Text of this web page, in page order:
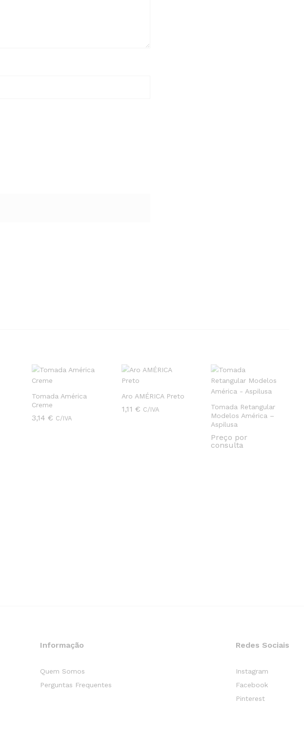
Tomada América
Creme
3,14 € C/IVA
3,14 €
Aro AMÉRICA Preto
1,11 € C/IVA
1,11 €
Tomada Retangular
Modelos América –
Aspilusa
Preço por
consulta
Informação
Quem Somos
Perguntas Frequentes
Redes Sociais
Instagram
Facebook
Pinterest